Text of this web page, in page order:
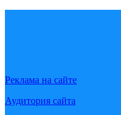
Реклама на сайте
Аудитория сайта